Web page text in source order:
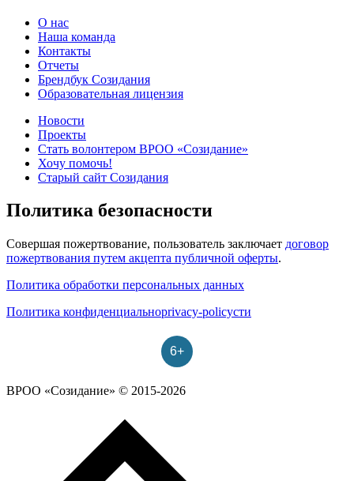
О нас
Наша команда
Контакты
Отчеты
Брендбук Созидания
Образовательная лицензия
Новости
Проекты
Стать волонтером ВРОО «Созидание»
Хочу помочь!
Старый сайт Созидания
Политика безопасности
Совершая пожертвование, пользователь заключает договор
пожертвования путем акцепта публичной оферты.
Политика обработки персональных данных
Политика конфиденциальноprivacy-policyсти
6+
ВРОО «Созидание» © 2015-2026